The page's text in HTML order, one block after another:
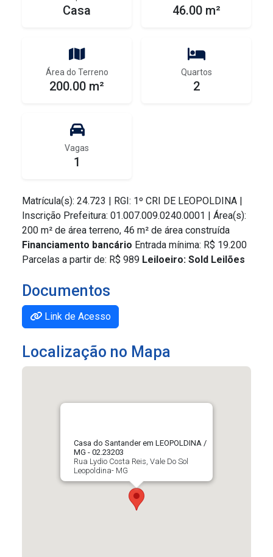
Casa 46.00 m²
Área do Terreno
200.00 m²
Quartos
2
Vagas
1
Matrícula(s): 24.723 | RGI: 1º CRI DE LEOPOLDINA |
Inscrição Prefeitura: 01.007.009.0240.0001 | Área(s):
200 m² de área terreno, 46 m² de área construída
Financiamento bancário Entrada mínima: R$ 19.200
Parcelas a partir de: R$ 989 Leiloeiro: Sold Leilões
Documentos
Link de Acesso
Localização no Mapa
Casa do Santander em LEOPOLDINA /
MG - 02.23203
Rua Lydio Costa Reis, Vale Do Sol
Leopoldina- MG